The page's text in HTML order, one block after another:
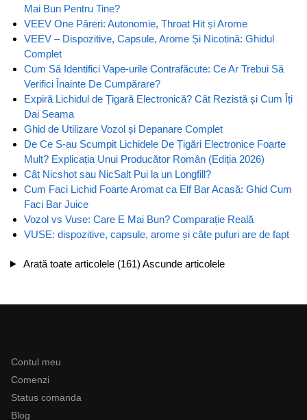
Mai Bun Pentru Tine?
VEEV One Păreri: Autonomie, Throat Hit și Arome
VEEV – Dispozitive, Capsule, Arome Și Nicotină: Ghidul
Complet
Cum Să Identifici Vape-urile Contrafăcute: Ce Ar Trebui Să
Verifici Înainte De Cumpărare?
Expiră Lichidul de Țigară Electronică? Cât Rezistă și Cum Îți
Dai Seama
Ghid de Utilizare Vozol și Depanare Complet
De Ce S-au Scumpit Lichidele De Țigări Electronice Foarte
Mult? Explicația Unui Producător Român (Ediția 2026)
Cât Nicshot sau NicSalt Pui la un Longfill?
Cum Faci Lichid Foarte Aromat ca Elf Bar Acasă: Ghid Cum
Faci Bar Juice
Vozol vs Vuse: Care E Mai Bun? Comparație Reală
VUSE: dispozitive, capsule, arome și câte pufuri are de fapt
Arată toate articolele (161) Ascunde articolele
Contul meu
Comenzi
Status comanda
Blog